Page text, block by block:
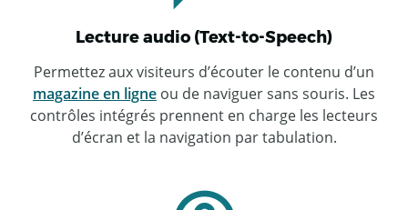
Lecture audio (Text-to-Speech)
Permettez aux visiteurs d’écouter le contenu d’un
magazine en ligne ou de naviguer sans souris. Les
contrôles intégrés prennent en charge les lecteurs
d’écran et la navigation par tabulation.